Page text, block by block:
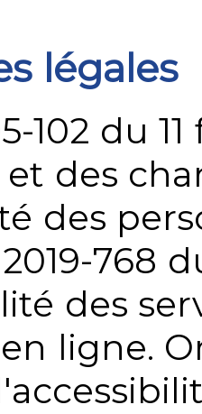
légales
102 du
des
des
768
des
ligne.